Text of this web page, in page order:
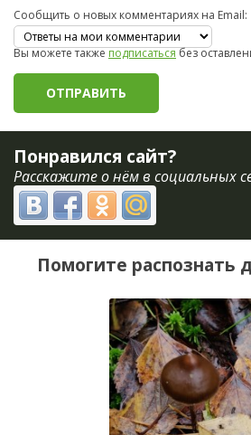
Сообщить о новых комментариях на Email:
Вы можете такжеподписатьсябез
Понравился сайт?
Расскажите о нём в социальных
Помогите распознать